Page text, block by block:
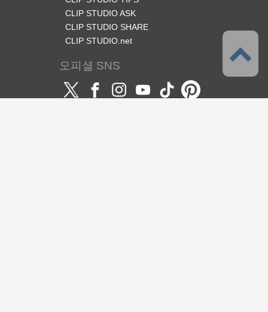
CLIP STUDIO ASK
CLIP STUDIO SHARE
CLIP STUDIO.net
오피셜 SNS